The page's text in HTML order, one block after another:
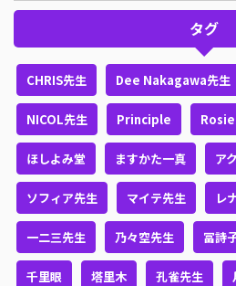
タグ
CHRIS先生 Dee Nakagawa先生
NICOL先生 Principle
ほしよみ堂 ますかた一真 ア
ソフィア先生 マイテ先生 レ
一二三先生 乃々空先生 冨詩
千里眼 塔里木 孔雀先生